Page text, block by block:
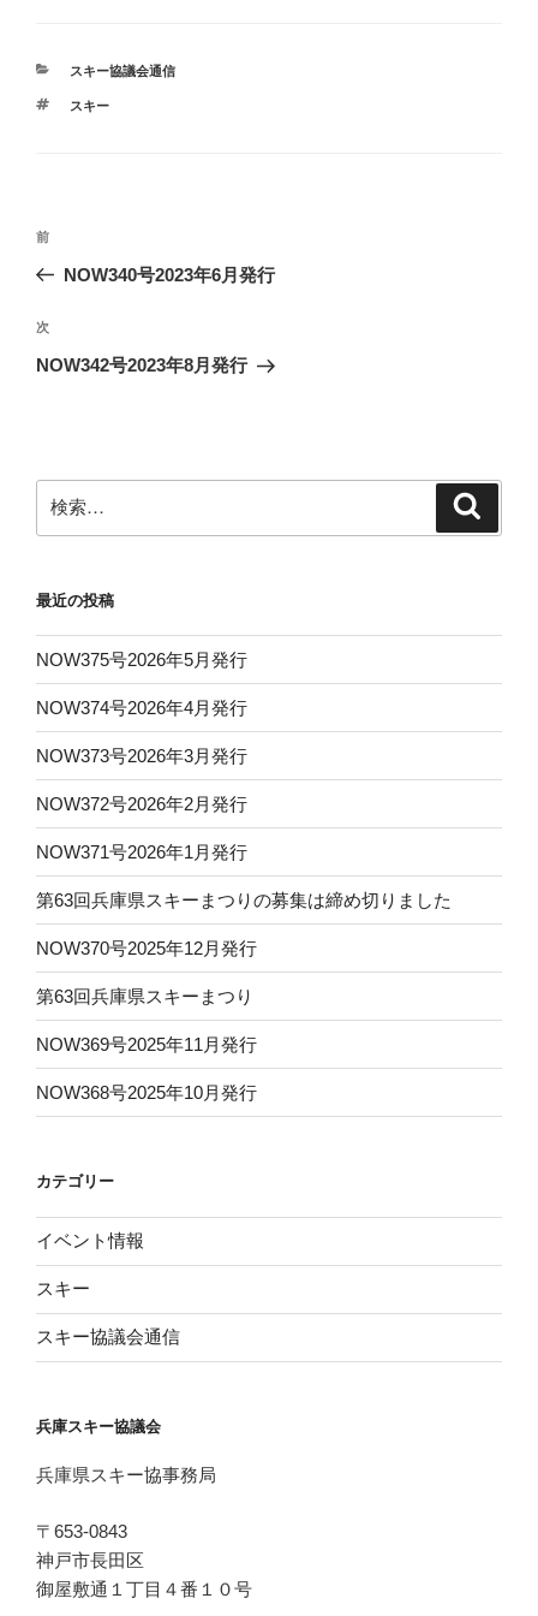
カ
ゴ
スキー協議会通信
タ
スキー
投
ビ
ゲ
ン
前
の
稿
前
NOW340号2023年6月発行
次
の
次
NOW342号2023年8月発行
検
索:
最近の投稿
NOW375号2026年5月発行
NOW374号2026年4月発行
NOW373号2026年3月発行
NOW372号2026年2月発行
NOW371号2026年1月発行
第63回兵庫県スキーまつりの募集は締め切りました
NOW370号2025年12月発行
第63回兵庫県スキーまつり
NOW369号2025年11月発行
NOW368号2025年10月発行
カテゴリー
イベント情報
スキー
スキー協議会通信
兵庫スキー協議会
兵庫県スキー協事務局
〒653-0843
神戸市長田区
御屋敷通１丁目４番１０号